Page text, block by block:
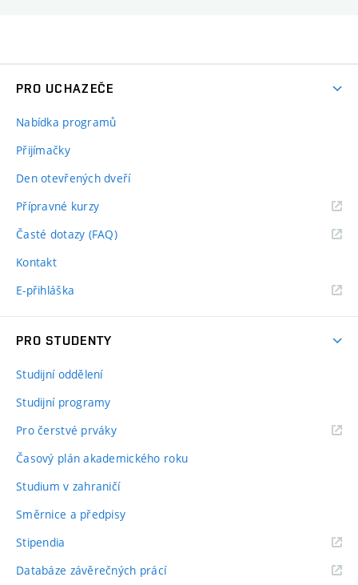
PRO UCHAZEČE
Nabídka programů
Přijímačky
Den otevřených dveří
Přípravné kurzy
Časté dotazy (FAQ)
Kontakt
E-přihláška
PRO STUDENTY
Studijní oddělení
Studijní programy
Pro čerstvé prváky
Časový plán akademického roku
Studium v zahraničí
Směrnice a předpisy
Stipendia
Databáze závěrečných prácí